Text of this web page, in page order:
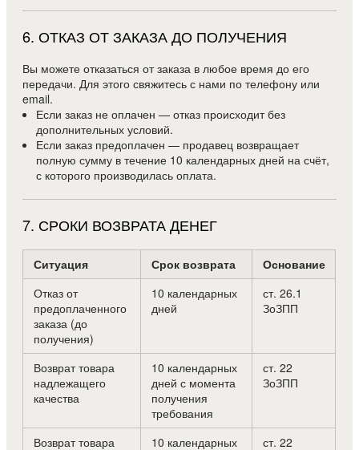
6.ОТКАЗ ОТ ЗАКАЗА ДО ПОЛУЧЕНИЯ
Вы можете отказаться от заказа в любое время до его
передачи. Для этого свяжитесь с нами по телефону или
email.
Если заказ не оплачен — отказ происходит без
дополнительных условий.
Если заказ предоплачен — продавец возвращает
полную сумму в течение 10 календарных дней на счёт,
с которого производилась оплата.
7. СРОКИ ВОЗВРАТА ДЕНЕГ
Ситуация Срок возврата
Основание
Отказ от
предоплаченного
заказа (до
получения)
10 календарных
дней
ст. 26.1
ЗоЗПП
Возврат товара
надлежащего
качества
10 календарных
дней с момента
получения
требования
ст. 22
ЗоЗПП
Возврат товара
10 календарных
ст. 22